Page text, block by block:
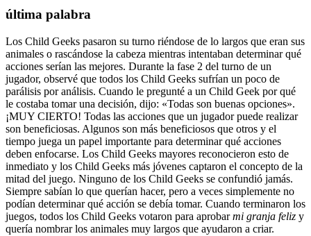
última palabra
Los Child Geeks pasaron su turno riéndose de lo largos que eran sus
animales o rascándose la cabeza mientras intentaban determinar qué
acciones serían las mejores. Durante la fase 2 del turno de un
jugador, observé que todos los Child Geeks sufrían un poco de
parálisis por análisis. Cuando le pregunté a un Child Geek por qué
le costaba tomar una decisión, dijo: «Todas son buenas opciones».
¡MUY CIERTO! Todas las acciones que un jugador puede realizar
son beneficiosas. Algunos son más beneficiosos que otros y el
tiempo juega un papel importante para determinar qué acciones
deben enfocarse. Los Child Geeks mayores reconocieron esto de
inmediato y los Child Geeks más jóvenes captaron el concepto de la
mitad del juego. Ninguno de los Child Geeks se confundió jamás.
Siempre sabían lo que querían hacer, pero a veces simplemente no
podían determinar qué acción se debía tomar. Cuando terminaron los
juegos, todos los Child Geeks votaron para aprobarmi granja feliz y
quería nombrar los animales muy largos que ayudaron a criar.